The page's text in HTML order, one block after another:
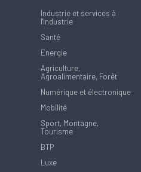
Industrie et services à
l'industrie
Santé
Energie
Agriculture,
Agroalimentaire, Forêt
Numérique et électronique
Mobilité
Sport, Montagne,
Tourisme
BTP
Luxe